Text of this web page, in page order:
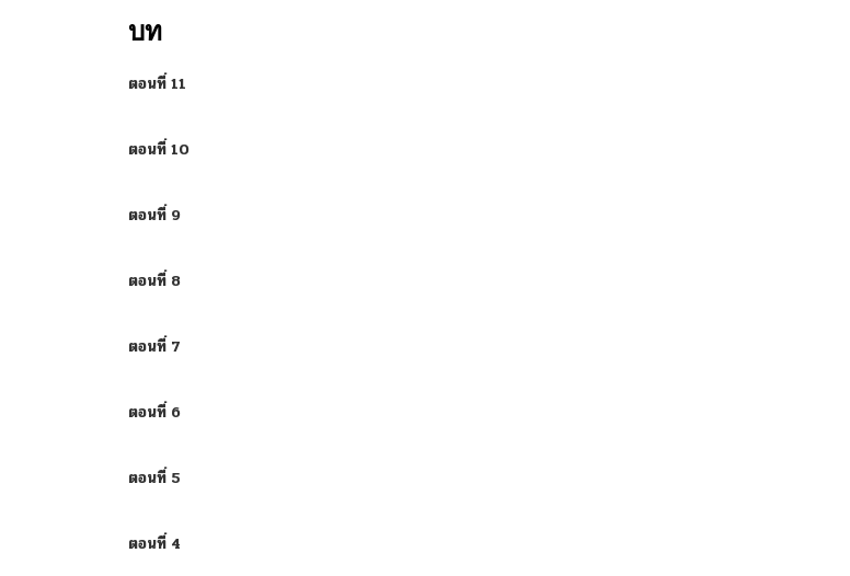
บท
ตอนที่ 11
ตอนที่ 10
ตอนที่ 9
ตอนที่ 8
ตอนที่ 7
ตอนที่ 6
ตอนที่ 5
ตอนที่ 4